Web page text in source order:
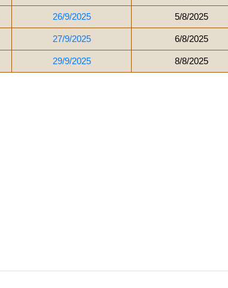
26/9/2025 5/8/2025
27/9/2025 6/8/2025
29/9/2025 8/8/2025